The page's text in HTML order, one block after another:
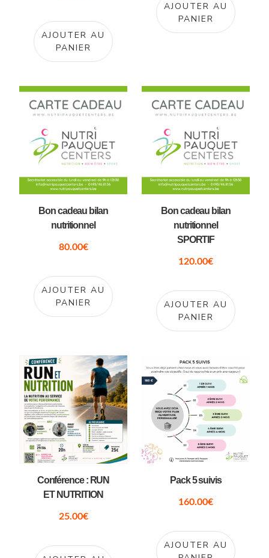
AJOUTER AU
PANIER
AJOUTER AU
PANIER
Bon cadeau bilan
nutritionnel
80.00€
AJOUTER AU
PANIER
Bon cadeau bilan
nutritionnel
SPORTIF
120.00€
AJOUTER AU
PANIER
Conférence : RUN
ET NUTRITION
25.00€
Pack 5 suivis
160.00€
AJOUTER AU